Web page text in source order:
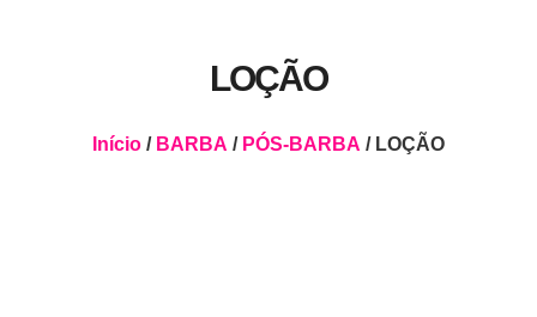
LOÇÃO
Início / BARBA / PÓS-BARBA / LOÇÃO